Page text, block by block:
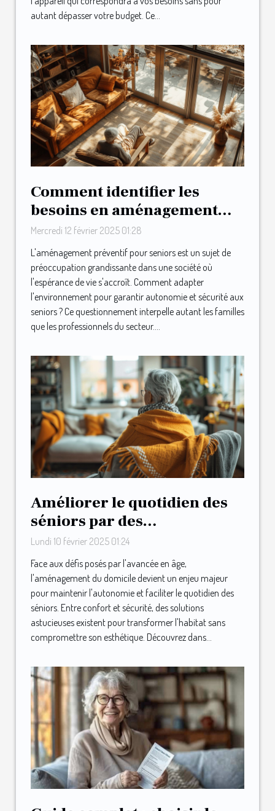
autant dépasser votre budget. Ce...
Comment identifier les
besoins en aménagement
préventif pour seniors
Mercredi 12 février 2025 01:28
L'aménagement préventif pour seniors est un sujet de
préoccupation grandissante dans une société où
l'espérance de vie s'accroît. Comment adapter
l'environnement pour garantir autonomie et sécurité aux
seniors ? Ce questionnement interpelle autant les familles
que les professionnels du secteur....
Améliorer le quotidien des
séniors par des
aménagements maison
astucieux
Lundi 10 février 2025 01:24
Face aux défis posés par l'avancée en âge,
l'aménagement du domicile devient un enjeu majeur
pour maintenir l'autonomie et faciliter le quotidien des
séniors. Entre confort et sécurité, des solutions
astucieuses existent pour transformer l'habitat sans
compromettre son esthétique. Découvrez dans...